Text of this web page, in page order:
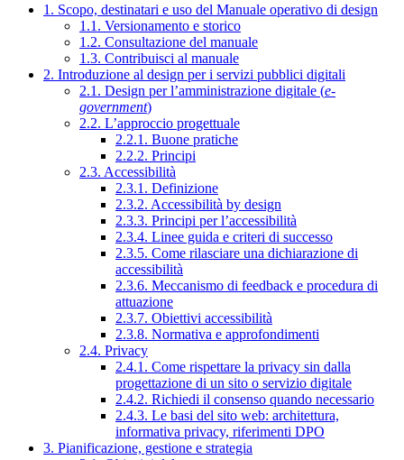
1. Scopo, destinatari e uso del Manuale operativo di design
1.1. Versionamento e storico
1.2. Consultazione del manuale
1.3. Contribuisci al manuale
2. Introduzione al design per i servizi pubblici digitali
2.1. Design per l’amministrazione digitale (e-
government)
2.2. L’approccio progettuale
2.2.1. Buone pratiche
2.2.2. Principi
2.3. Accessibilità
2.3.1. Definizione
2.3.2. Accessibilità by design
2.3.3. Principi per l’accessibilità
2.3.4. Linee guida e criteri di successo
2.3.5. Come rilasciare una dichiarazione di
accessibilità
2.3.6. Meccanismo di feedback e procedura di
attuazione
2.3.7. Obiettivi accessibilità
2.3.8. Normativa e approfondimenti
2.4. Privacy
2.4.1. Come rispettare la privacy sin dalla
progettazione di un sito o servizio digitale
2.4.2. Richiedi il consenso quando necessario
2.4.3. Le basi del sito web: architettura,
informativa privacy, riferimenti DPO
3. Pianificazione, gestione e strategia